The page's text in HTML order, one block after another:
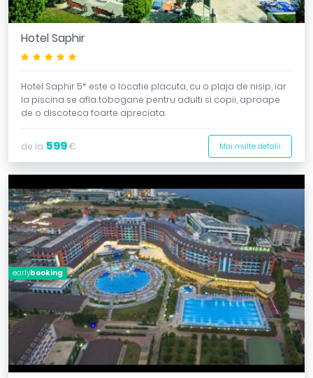
Hotel Saphir
Hotel Saphir 5* este o locatie placuta, cu o plaja de nisip, iar
la piscina se afla tobogane pentru adulti si copii, aproape
de o discoteca foarte apreciata.
de la: 599€ Mai multe detalii
earlybooking